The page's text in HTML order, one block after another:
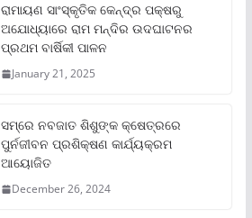
ରାମାୟଣ ସାଂସ୍କୃତିକ କେନ୍ଦ୍ର ପକ୍ଷରୁ
ଅଯୋଧ୍ୟାରେ ରାମ ମନ୍ଦିର ଉଦଘାଟନର
ପ୍ରଥମ ବାର୍ଷିକୀ ପାଳନ
January 21, 2025
ସମ୍‌ରେ ନବଜାତ ଶିଶୁଙ୍କ କ୍ଷେତ୍ରରେ
ପୁର୍ନଜୀବନ ପ୍ରଶିକ୍ଷଣ କାର୍ଯ୍ୟକ୍ରମ
ଆୟୋଜିତ
December 26, 2024